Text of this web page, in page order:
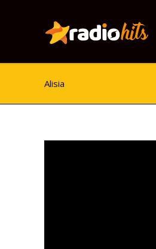
Alisia